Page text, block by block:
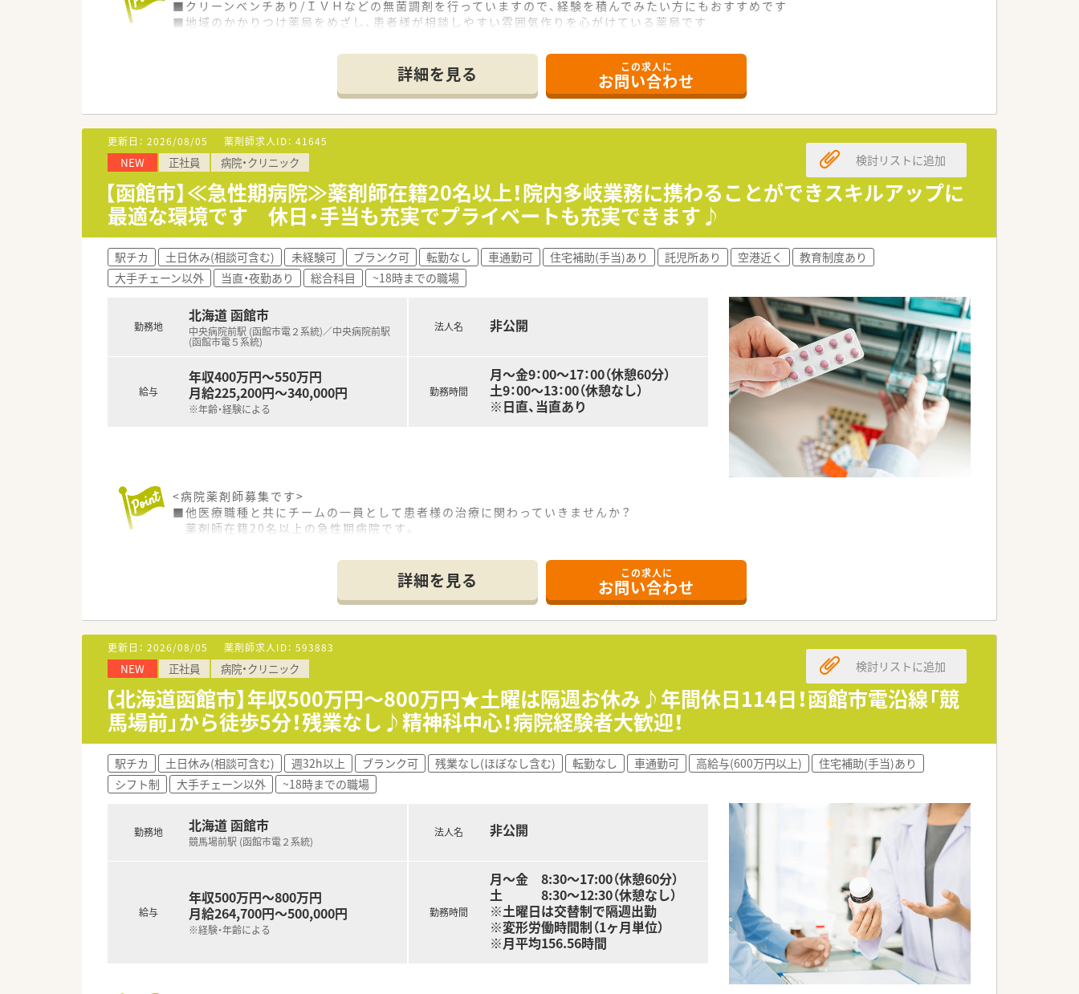
■クリーンベンチあり/ＩＶＨなどの無菌調剤を行っていますので、経験を積んでみたい方にもおすすめです
■地域のかかりつけ薬局をめざし、患者様が相談しやすい雰囲気作りを心がけている薬局です
詳細を見る この求人に
お問い合わせ
更新日： 2026/08/05 薬剤師求人ID： 41645
NEW 正社員 病院・クリニック
【函館市】≪急性期病院≫薬剤師在籍20名以上！院内多岐業務に携わることができスキルアップに
最適な環境です 休日・手当も充実でプライベートも充実できます♪
検討リストに追加
駅チカ 土日休み(相談可含む) 未経験可 ブランク可 転勤なし 車通勤可 住宅補助(手当)あり 託児所あり 空港近く
教育制度あり
大手チェーン以外
当直・夜勤あり 総合科目 ~18時までの職場
勤務地
北海道 函館市
中央病院前駅 (函館市電２系統)／中央病院前駅
(函館市電５系統)
給与
年収400万円～550万円
月給225,200円～340,000円
※年齢・経験による
法人名 非公開
勤務時間
月～金9：00～17：00（休憩60分）
土9：00～13：00（休憩なし）
※日直、当直あり
<病院薬剤師募集です>
■他医療職種と共にチームの一員として患者様の治療に関わっていきませんか？
薬剤師在籍20名以上の急性期病院です。
■病棟業務はもちろん、抗癌剤無菌調製業務、高カロリー輸液混注業務、DI業務、臨床治験管理業務、TDM業務など多岐業務に携わること
■勉強会や学術大会参加もあり、切磋琢磨しながら薬剤師として成長することができます。
■若年層から幅広い年齢層が活躍されています。新卒の方や第二新卒の方のキャリアスタートにもオススメです。
■外来は100％院外処方となっており院内での業務に集中して取り組むことのできる環境です。
■オーダリングシステム、電子カルテ導入済みで業務も安心でスムーズです。
<休暇・手当が充実>
■福利厚生◎住宅手当、扶養手当、医療費減免制度等で職員をサポートします。
■休日がたっぷり♪年間15日取得の指定休や毎年必ず1週間以上取得の連続休暇制度、他にも休日がしっかりありプライベートの時間
も充実できます。
<こんな病院です>
■函館市に1930年開設！創立90年を超える歴史ある病院です。
地域の基幹病院として急性期医療を中心に小児・周産期医療、救急医療に力を入れると共に、北海道がん診療連携指定病院としてがん
■患者さまの権利を尊重し、皆さまに安心・安全なチーム医療を提供することを基本方針としています。
地域医療機関や行政と連携しながら、職員が安心して働ける職場環境づくりと人材育成に力を入れています。
■託児所完備＆産育休実績あり！子育て世代も安心して勤務できます。
詳細を見る この求人に
お問い合わせ
更新日： 2026/08/05 薬剤師求人ID： 593883
NEW 正社員 病院・クリニック
【北海道函館市】年収500万円～800万円★土曜は隔週お休み♪年間休日114日！函館市電沿線「競
馬場前」から徒歩5分！残業なし♪精神科中心！病院経験者大歓迎！
検討リストに追加
駅チカ 土日休み(相談可含む) 週32h以上 ブランク可 残業なし(ほぼなし含む) 転勤なし 車通勤可 高給与(600万円以上)
住宅補助(手当)あり
シフト制
大手チェーン以外 ~18時までの職場
勤務地 北海道 函館市
競馬場前駅 (函館市電２系統)
給与
年収500万円～800万円
月給264,700円～500,000円
※経験・年齢による
法人名 非公開
勤務時間
月～金 8:30～17:00（休憩60分）
土 8:30～12:30（休憩なし）
※土曜日は交替制で隔週出勤
※変形労働時間制（1ヶ月単位）
※月平均156.56時間